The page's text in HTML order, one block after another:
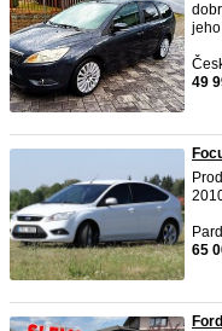
49
65